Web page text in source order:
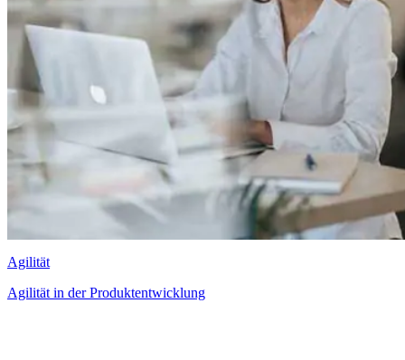
Agilität
Agilität in der Produktentwicklung